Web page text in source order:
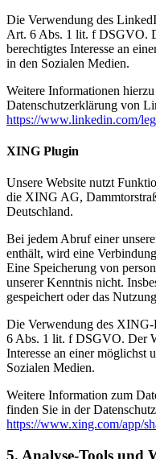
Die Verwendung des
Art. 6 Abs. 1 lit. f DSGVO.
berechtigtes Interesse an
in den Sozialen Medien.
Weitere Informationen
Datenschutzerklärung von
https://www.linkedin.com/
XING Plugin
Unsere Website nutzt
die XING AG,
Deutschland.
Bei jedem Abruf einer
enthält, wird eine
Eine Speicherung von
unserer Kenntnis nicht.
gespeichert oder das
Die Verwendung des
6 Abs. 1 lit. f DSGVO. Der
Interesse an einer möglichst
Sozialen Medien.
Weitere Information zum
finden Sie in der
https://www.xing.com/app/
5. Analyse-Tools und